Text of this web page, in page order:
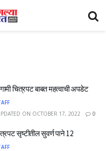
चित्रपट बाबत महत्वाची अपडेट
ON OCTOBER 17, 2022
0
सृष्टीतील सुवर्ण पाने 12